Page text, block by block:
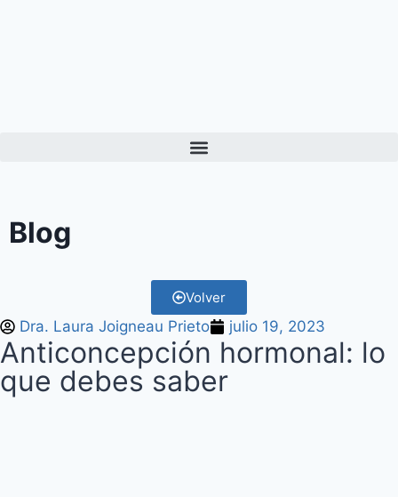
Blog
Volver
Dra. Laura Joigneau Prieto julio 19, 2023
Anticoncepción hormonal: lo
que debes saber